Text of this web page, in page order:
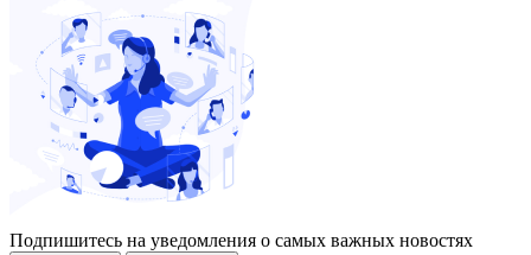
Подпишитесь на уведомления о самых важных новостях